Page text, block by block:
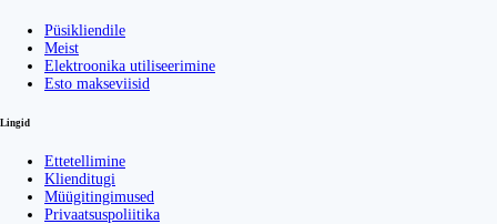
Püsikliendile
Meist
Elektroonika utiliseerimine
Esto makseviisid
Lingid
Ettetellimine
Klienditugi
Müügitingimused
Privaatsuspoliitika